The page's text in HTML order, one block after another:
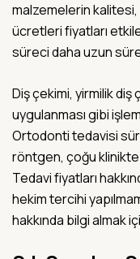
malzemelerin
ücretleri fiyatları
süreci daha uzun
Diş çekimi, yirmilik
uygulanması gibi
Ortodonti tedavisi
röntgen, çoğu
Tedavi fiyatları
hekim tercihi
hakkında bilgi almak